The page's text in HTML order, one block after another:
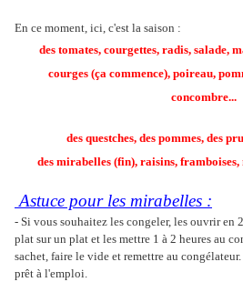
En ce moment, ici, c'est la saison :
des tomates, courgettes, radis, salade,
courges (ça commence), poireau,
concombre...
des questches, des pommes, des
des mirabelles (fin), raisins, framboises,
Astuce pour les mirabelles :
- Si vous souhaitez les congeler, les ouvrir en
plat sur un plat et les mettre 1 à 2 heures au
sachet, faire le vide et remettre au
prêt à l'emploi.